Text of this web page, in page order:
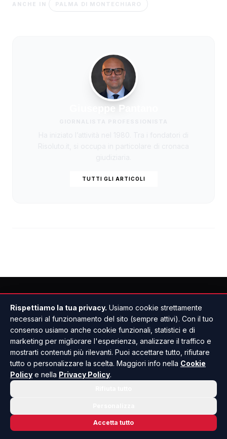
ANCHE IN PALMA DI MONTECHIARO
Giuseppe Pantano
TUTTI GLI ARTICOLI
Rispettiamo la tua privacy. Usiamo cookie strettamente
necessari al funzionamento del sito (sempre attivi). Con il tuo
consenso usiamo anche cookie funzionali, statistici e di
marketing per migliorare l'esperienza, analizzare il traffico e
mostrarti contenuti più rilevanti. Puoi accettare tutto, rifiutare
tutto o personalizzare la scelta. Maggiori info nella Cookie
Policy e nella Privacy Policy.
Accetta tutto